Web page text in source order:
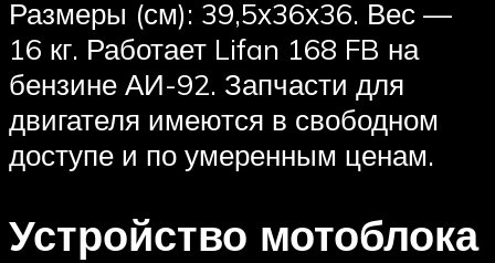
Размеры (см): 39,5х36х36. Вес —
16 кг. Работает Lifan 168 FB на
бензине АИ-92. Запчасти для
двигателя имеются в свободном
доступе и по умеренным ценам.
Устройство мотоблока